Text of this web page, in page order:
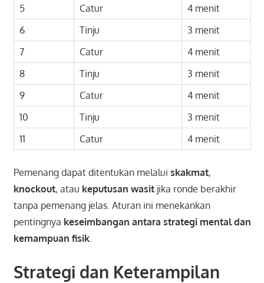
5
Catur
4 menit
6
Tinju
3 menit
7
Catur
4 menit
8
Tinju
3 menit
9
Catur
4 menit
10
Tinju
3 menit
11
Catur 4 menit
Pemenang dapat ditentukan melalui skakmat,
knockout, atau keputusan wasitjika ronde berakhir
tanpa pemenang jelas. Aturan ini menekankan
pentingnya keseimbangan antara strategi mental dan
kemampuan fisik.
Strategi dan Keterampilan